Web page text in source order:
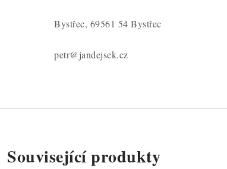
Bystřec, 69561 54 Bystřec
petr@jandejsek.cz
Související produkty